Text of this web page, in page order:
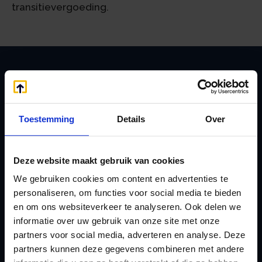
Toestemming Details Over
Deze website maakt gebruik van cookies
We gebruiken cookies om content en advertenties te
personaliseren, om functies voor social media te bieden
en om ons websiteverkeer te analyseren. Ook delen we
informatie over uw gebruik van onze site met onze
partners voor social media, adverteren en analyse. Deze
partners kunnen deze gegevens combineren met andere
transitievergoeding.
Zoeken
Afkoop Stamrecht
Belastingdienst
doorgeven
rekeningnummer
Jaarstukken opstellen
L
Lijfrente BV
Liquidatie Pensioen BV